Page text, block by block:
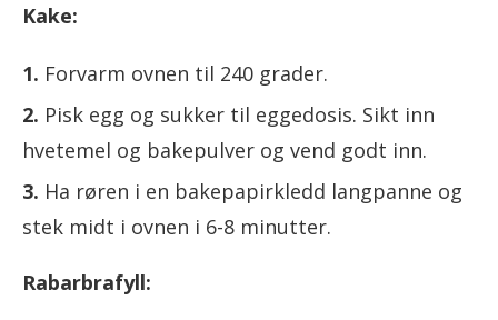
Kake:
Forvarm ovnen til 240 grader.
Pisk egg og sukker til eggedosis. Sikt inn
hvetemel og bakepulver og vend godt inn.
Ha røren i en bakepapirkledd langpanne og
stek midt i ovnen i 6-8 minutter.
Rabarbrafyll: